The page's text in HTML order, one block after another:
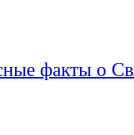
факты о